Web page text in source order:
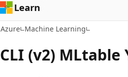
Learn
Azure Machine Learning
CLI (v2) MLtable